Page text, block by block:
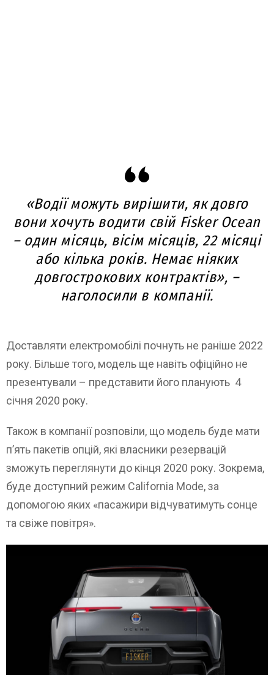
«Водії можуть вирішити, як довго
вони хочуть водити свій Fisker Ocean
– один місяць, вісім місяців, 22 місяці
або кілька років. Немає ніяких
довгострокових контрактів», –
наголосили в компанії.
Доставляти електромобілі почнуть не раніше 2022
року. Більше того, модель ще навіть офіційно не
презентували – представити його планують 4
січня 2020 року.
Також в компанії розповіли, що модель буде мати
п’ять пакетів опцій, які власники резервацій
зможуть переглянути до кінця 2020 року. Зокрема,
буде доступний режим California Mode, за
допомогою яких «пасажири відчуватимуть сонце
та свіже повітря».